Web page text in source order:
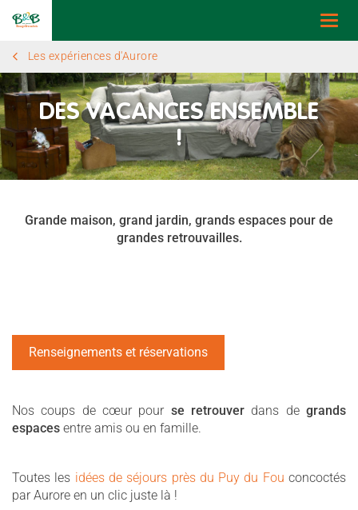
Les expériences d'Aurore
DES VACANCES ENSEMBLE
!
Grande maison, grand jardin, grands espaces pour de
grandes retrouvailles.
Renseignements et réservations
Nos coups de cœur pour se retrouver dans degrands
espaces entre amis ou en famille.
Toutes les idées de séjours près du Puy du Fou concoctés
par Aurore en un clic juste là !